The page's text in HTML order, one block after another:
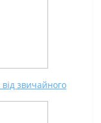
звичайного